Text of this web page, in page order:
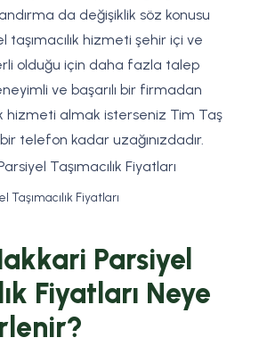
da değişiklik söz konusu
taşımacılık hizmeti şehir içi ve
olduğu için daha fazla talep
ve başarılı bir firmadan
hizmeti almak isterseniz Tim Taş
telefon kadar uzağınızdadır.
Taşımacılık Fiyatları
Parsiyel
Fiyatları Neye